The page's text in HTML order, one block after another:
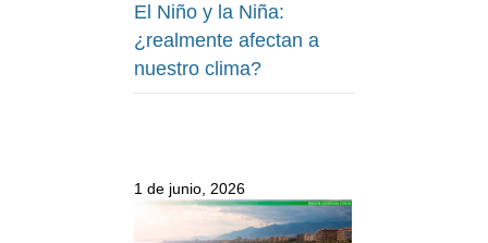
El Niño y la Niña:
¿realmente afectan a
nuestro clima?
1 de junio, 2026